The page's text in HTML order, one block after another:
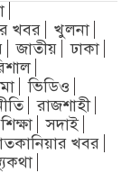
খবর
খুলনা
জাতীয়
ঢাকা
ভিডিও
রাজশাহী
শিক্ষা
সদাই
খবর